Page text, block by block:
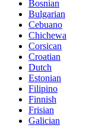
Bosnian
Bulgarian
Cebuano
Chichewa
Corsican
Croatian
Dutch
Estonian
Filipino
Finnish
Frisian
Galician